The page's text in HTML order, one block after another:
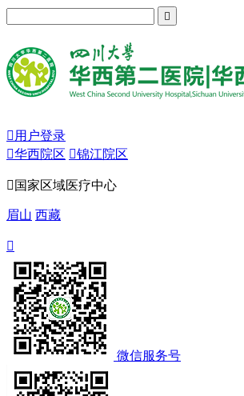

 用户登录
华西院区 锦江院区
 国家区域医疗中心
眉山 西藏

微信服务号